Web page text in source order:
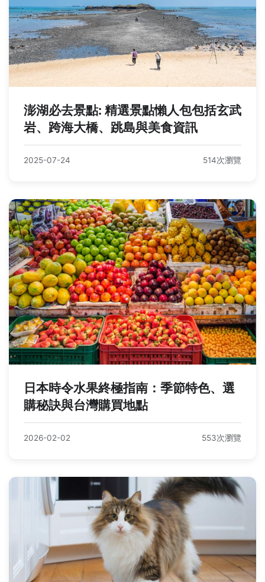
澎湖必去景點: 精選景點懶人包包括玄武
岩、跨海大橋、跳島與美食資訊
2025-07-24 514次瀏覽
日本時令水果終極指南：季節特色、選
購秘訣與台灣購買地點
2026-02-02 553次瀏覽